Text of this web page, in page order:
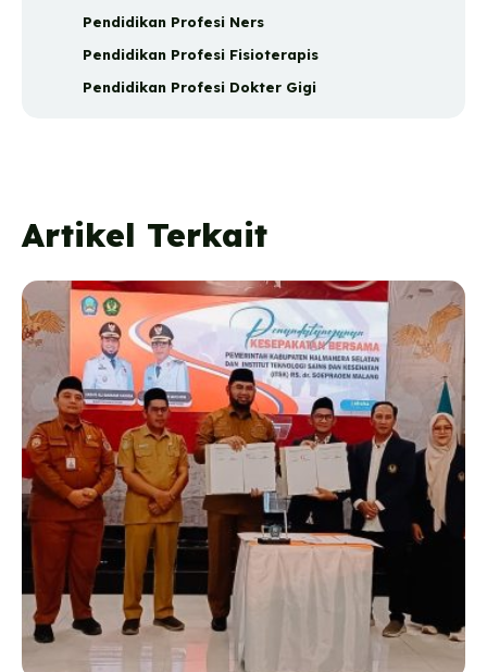
Pendidikan Profesi Ners
Pendidikan Profesi Fisioterapis
Pendidikan Profesi Dokter Gigi
Artikel Terkait